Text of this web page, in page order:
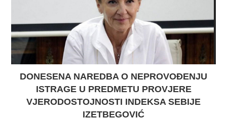
DONESENA NAREDBA O NEPROVOĐENJU
ISTRAGE U PREDMETU PROVJERE
VJERODOSTOJNOSTI INDEKSA SEBIJE
IZETBEGOVIĆ